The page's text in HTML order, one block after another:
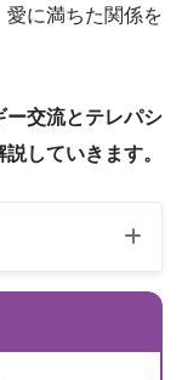
に満ちた関係を
ー交流とテレパシ
していきます。